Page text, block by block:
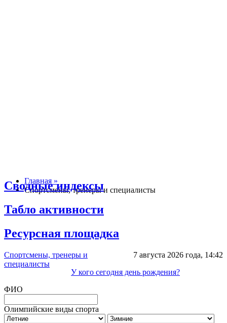
Главная »
Спортсмены, тренеры и специалисты
Сводные индексы
Табло активности
Ресурсная площадка
7 августа 2026 года, 14:42
У кого сегодня день рождения?
Спортсмены, тренеры и
специалисты
ФИО
Олимпийские виды спорта